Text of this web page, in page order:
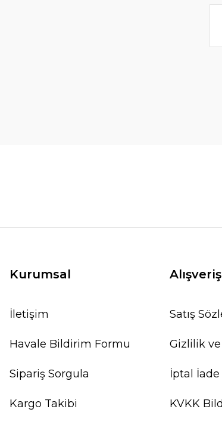
Kurumsal
İletişim
Havale Bildirim Formu
Sipariş Sorgula
Kargo Takibi
Alışveriş
Satış
Gizlilik
İptal İade
KVKK